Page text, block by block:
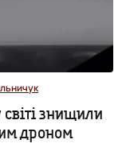
знищили
дроном